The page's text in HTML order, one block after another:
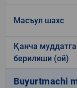
Масъул шахс
Қанча муддатга
берилиши (ой)
Buyurtmachi